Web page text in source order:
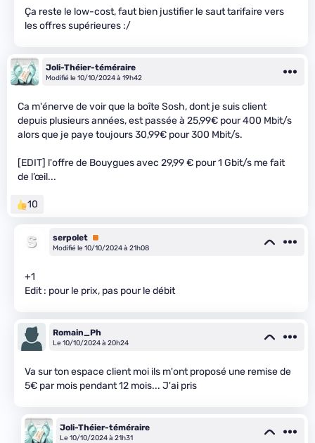
Ça reste le low-cost, faut bien justifier le saut tarifaire vers
les offres supérieures :/
Joli-Théier-téméraire
Modifié le 10/10/2024 à 19h42
Ca m'énerve de voir que la boîte Sosh, dont je suis client
depuis plusieurs années, est passée à 25,99€ pour 400 Mbit/s
alors que je paye toujours 30,99€ pour 300 Mbit/s.
[EDIT] l'offre de Bouygues avec 29,99 € pour 1 Gbit/s me fait
de l’œil...
10
serpolet Premium
Modifié le 10/10/2024 à 21h08
+1
Edit : pour le prix, pas pour le débit
Romain_Ph
Le 10/10/2024 à 20h24
Va sur ton espace client moi ils m'ont proposé une remise de
5€ par mois pendant 12 mois... J'ai pris
Joli-Théier-téméraire
Le 10/10/2024 à 21h31